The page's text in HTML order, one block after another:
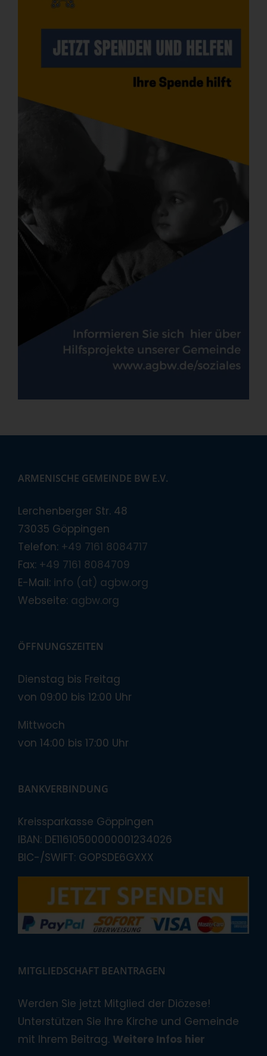
ARMENISCHE GEMEINDE BW E.V.
Lerchenberger Str. 48
73035 Göppingen
Telefon: +49 7161 8084717
Fax: +49 7161 8084709
E-Mail: info (at) agbw.org
Webseite: agbw.org
ÖFFNUNGSZEITEN
Dienstag bis Freitag
von 09:00 bis 12:00 Uhr
Mittwoch
von 14:00 bis 17:00 Uhr
BANKVERBINDUNG
Kreissparkasse Göppingen
IBAN: DE11610500000001234026
BIC-/SWIFT: GOPSDE6GXXX
MITGLIEDSCHAFT BEANTRAGEN
Werden Sie jetzt Mitglied der Diözese!
Unterstützen Sie Ihre Kirche und Gemeinde
mit Ihrem Beitrag. Weitere Infos hier